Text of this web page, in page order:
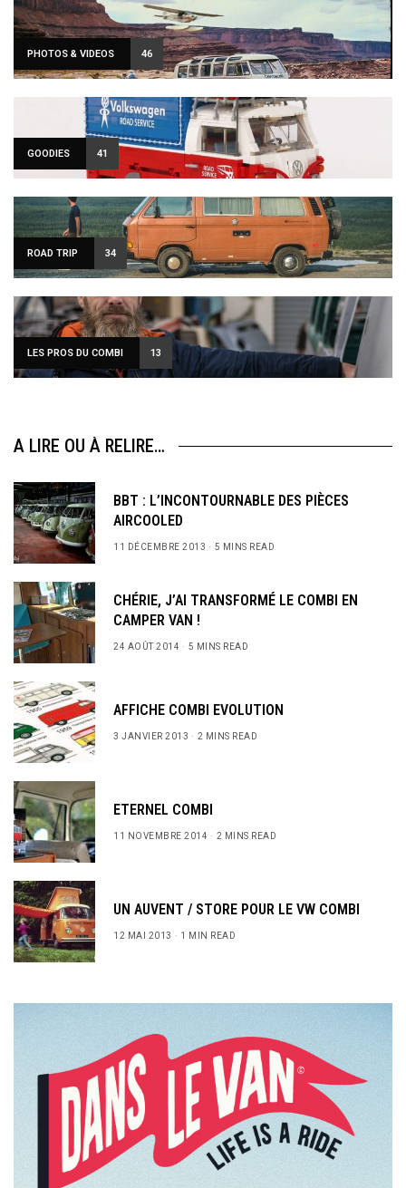
PHOTOS & VIDEOS 46
GOODIES 41
ROAD TRIP 34
LES PROS DU COMBI 13
A LIRE OU À RELIRE…
BBT : L’INCONTOURNABLE DES PIÈCES
AIRCOOLED
11 DÉCEMBRE 2013 5 MINS READ
CHÉRIE, J’AI TRANSFORMÉ LE COMBI EN
CAMPER VAN !
24 AOÛT 2014 5 MINS READ
AFFICHE COMBI EVOLUTION
3 JANVIER 2013 2 MINS READ
ETERNEL COMBI
11 NOVEMBRE 2014 2 MINS READ
UN AUVENT / STORE POUR LE VW COMBI
12 MAI 2013 1 MIN READ